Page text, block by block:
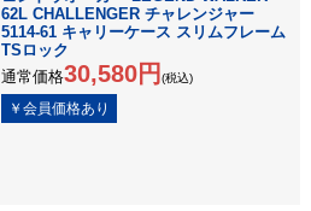
62L CHALLENGER チャレンジャー
5114-61 キャリーケース スリムフレーム
TSロック
通常価格30,580円 (税込)